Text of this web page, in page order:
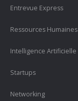
Entrevue Express
Ressources Humaines
Intelligence Artificielle
Startups
Networking